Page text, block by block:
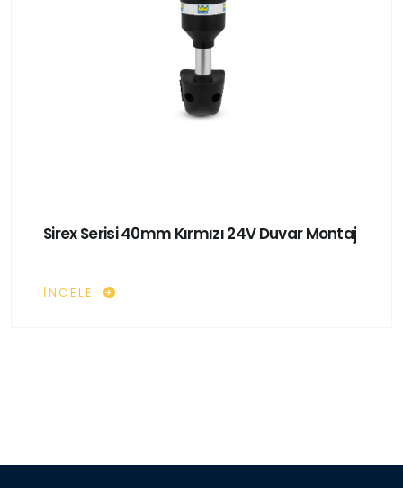
Sirex Serisi 40mm Kırmızı 24V Duvar Montaj
İNCELE